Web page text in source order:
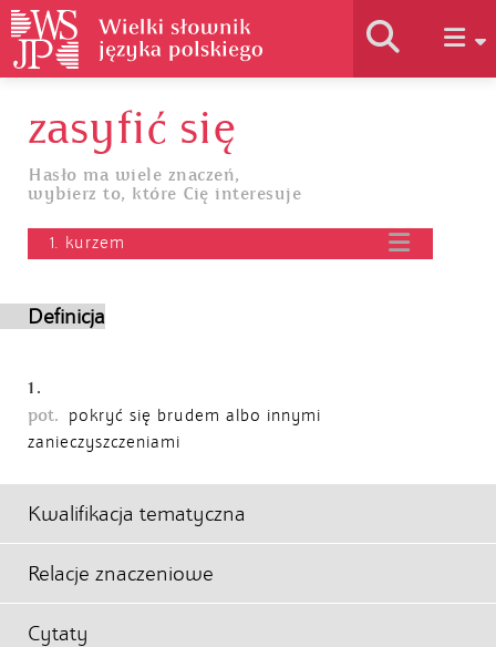
Historia słownika
Jak korzystać
zasyfić się
Hasło ma wiele znaczeń,
wybierz to, które Cię interesuje
1. kurzem
Definicja
1.
pot.
pokryć się brudem albo innymi
zanieczyszczeniami
Kwalifikacja tematyczna
Relacje znaczeniowe
Cytaty